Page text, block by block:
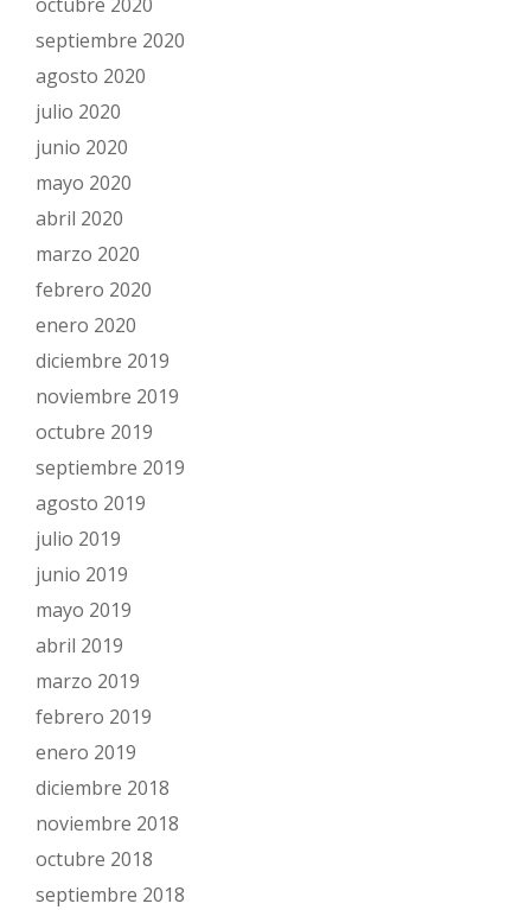
septiembre 2020
agosto 2020
julio 2020
junio 2020
mayo 2020
abril 2020
marzo 2020
febrero 2020
enero 2020
diciembre 2019
noviembre 2019
octubre 2019
septiembre 2019
agosto 2019
julio 2019
junio 2019
mayo 2019
abril 2019
marzo 2019
febrero 2019
enero 2019
diciembre 2018
noviembre 2018
octubre 2018
septiembre 2018